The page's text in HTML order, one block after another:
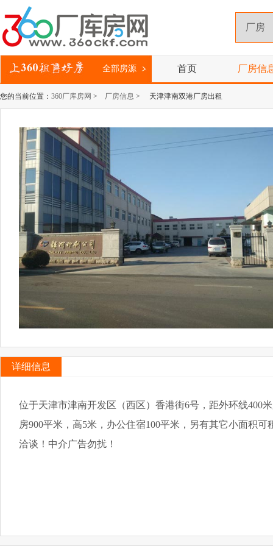
全部房源 首页 厂房信
您的当前位置： 360厂库房网 > 厂房信息 > 天津津南双港厂房出租
详细信息
位于天津市津南开发区（西区）香港街6号，距外环线400米
房900平米，高5米，办公住宿100平米， 另有其它小面积可
洽谈！中介广告勿扰！